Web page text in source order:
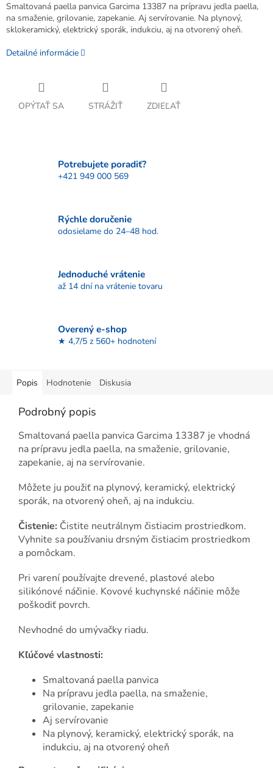
Smaltovaná paella panvica Garcima 13387 na prípravu jedla paella,
na smaženie, grilovanie, zapekanie. Aj servírovanie. Na plynový,
sklokeramický, elektrický sporák, indukciu, aj na otvorený oheň.
Detailné informácie
OPÝTAŤ SA STRÁŽIŤ ZDIEĽAŤ
Potrebujete poradiť?
+421 949 000 569
Rýchle doručenie
odosielame do 24–48 hod.
Jednoduché vrátenie
až 14 dní na vrátenie tovaru
Overený e-shop
★ 4,7/5 z 560+ hodnotení
Popis Hodnotenie Diskusia
Podrobný popis
Smaltovaná paella panvica Garcima 13387 je vhodná
na prípravu jedla paella, na smaženie, grilovanie,
zapekanie, aj na servírovanie.
Môžete ju použiť na plynový, keramický, elektrický
sporák, na otvorený oheň, aj na indukciu.
Čistenie: Čistite neutrálnym čistiacim prostriedkom.
Vyhnite sa používaniu drsným čistiacim prostriedkom
a pomôckam.
Pri varení používajte drevené, plastové alebo
silikónové náčinie. Kovové kuchynské náčinie môže
poškodiť povrch.
Nevhodné do umývačky riadu.
Kľúčové vlastnosti:
Smaltovaná paella panvica
Na prípravu jedla paella, na smaženie,
grilovanie, zapekanie
Aj servírovanie
Na plynový, keramický, elektrický sporák, na
indukciu, aj na otvorený oheň